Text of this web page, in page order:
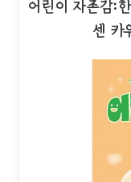
어린이 자존감:
센 카